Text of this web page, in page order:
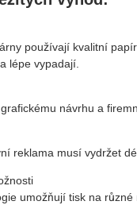
používají kvalitní
lépe vypadají.
návrhu a
reklama musí vydržet
umožňují tisk na různé